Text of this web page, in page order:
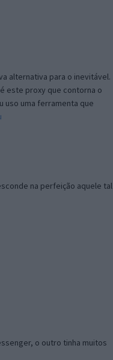
alternativa para o inevitável.
este proxy que contorna o
uso uma ferramenta que
na perfeição aquele tal
o outro tinha muitos